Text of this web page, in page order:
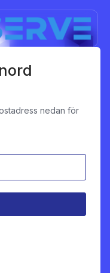
nedan för